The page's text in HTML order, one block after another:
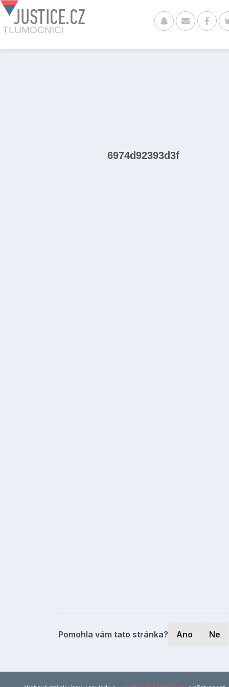
JUSTICE.CZ
TLUMOCNICI
6974d92393d3f
Pomohla vám tato stránka? Ano Ne